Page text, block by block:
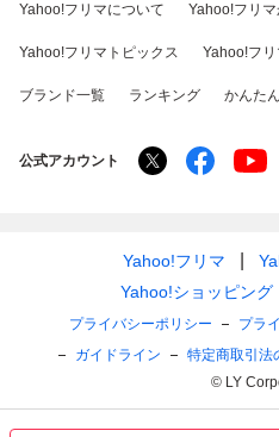
Yahoo!フリマについて Yahoo!フリ
Yahoo!フリマトピックス Yahoo!フ
ブランド一覧 ランキング かんた
公式アカウント
Yahoo!フリマ
Yahoo!ショッピング
プライバシーポリシー プラ
ガイドライン
特定商取引法
© LY